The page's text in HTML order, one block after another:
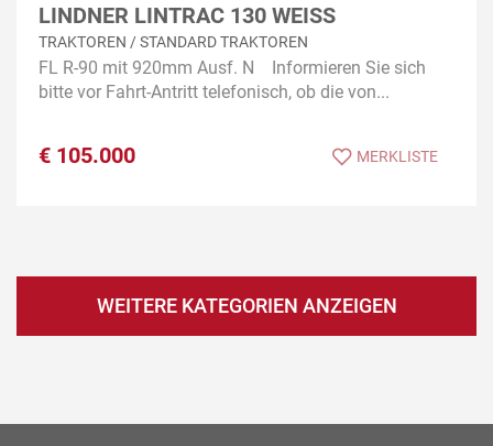
LINDNER LINTRAC 130 WEISS
TRAKTOREN / STANDARD TRAKTOREN
FL R-90 mit 920mm Ausf. N Informieren Sie sich
bitte vor Fahrt-Antritt telefonisch, ob die von...
€ 105.000 MERKLISTE
WEITERE KATEGORIEN ANZEIGEN